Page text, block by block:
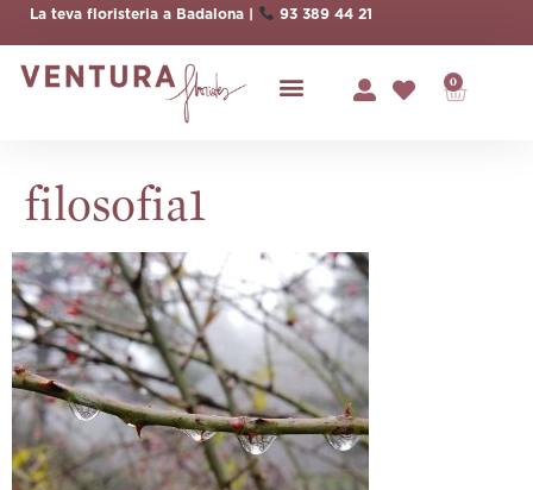
La teva floristeria a Badalona | 93 389 44 21
0
filosofia1